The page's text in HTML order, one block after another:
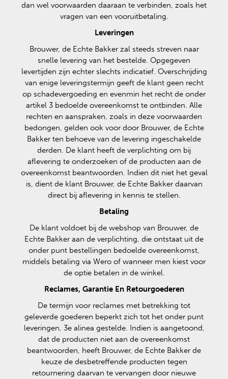
dan wel voorwaarden daaraan te verbinden, zoals het
vragen van een vooruitbetaling.
Leveringen
Brouwer, de Echte Bakker zal steeds streven naar
snelle levering van het bestelde. Opgegeven
levertijden zijn echter slechts indicatief. Overschrijding
van enige leveringstermijn geeft de klant geen recht
op schadevergoeding en evenmin het recht de onder
artikel 3 bedoelde overeenkomst te ontbinden. Alle
rechten en aanspraken, zoals in deze voorwaarden
bedongen, gelden ook voor door Brouwer, de Echte
Bakker ten behoeve van de levering ingeschakelde
derden. De klant heeft de verplichting om bij
aflevering te onderzoeken of de producten aan de
overeenkomst beantwoorden. Indien dit niet het geval
is, dient de klant Brouwer, de Echte Bakker daarvan
direct bij aflevering in kennis te stellen.
Betaling
De klant voldoet bij de webshop van Brouwer, de
Echte Bakker aan de verplichting, die ontstaat uit de
onder punt bestellingen bedoelde overeenkomst,
middels betaling via Wero of wanneer men kiest voor
de optie betalen in de winkel.
Reclames, Garantie En Retourgoederen
De termijn voor reclames met betrekking tot
geleverde goederen beperkt zich tot het onder punt
leveringen, 3e alinea gestelde. Indien is aangetoond,
dat de producten niet aan de overeenkomst
beantwoorden, heeft Brouwer, de Echte Bakker de
keuze de desbetreffende producten tegen
retournering daarvan te vervangen door nieuwe